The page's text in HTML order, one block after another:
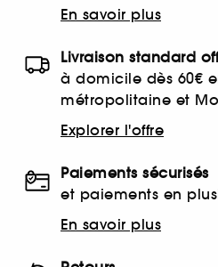
En savoir plus
Livraison standard
à domicile dès 60€
métropolitaine et
Explorer l'offre
Paiements sécurisés
et paiements en
En savoir plus